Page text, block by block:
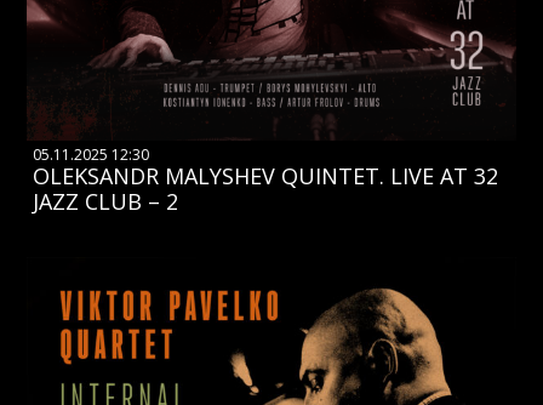
05.11.2025 12:30
OLEKSANDR MALYSHEV QUINTET. LIVE AT 32
JAZZ CLUB – 2